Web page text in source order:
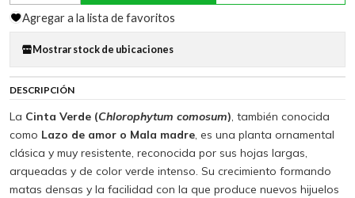
Agregar a la lista de favoritos
Mostrar stock de ubicaciones
DESCRIPCIÓN
La Cinta Verde (Chlorophytum comosum), también conocida
como Lazo de amor o Mala madre, es una planta ornamental
clásica y muy resistente, reconocida por sus hojas largas,
arqueadas y de color verde intenso. Su crecimiento formando
matas densas y la facilidad con la que produce nuevos hijuelos